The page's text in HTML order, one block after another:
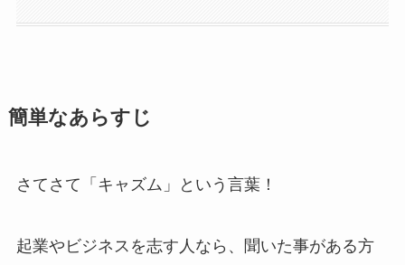
簡単なあらすじ
さてさて「キャズム」という言葉！
起業やビジネスを志す人なら、聞いた事がある方